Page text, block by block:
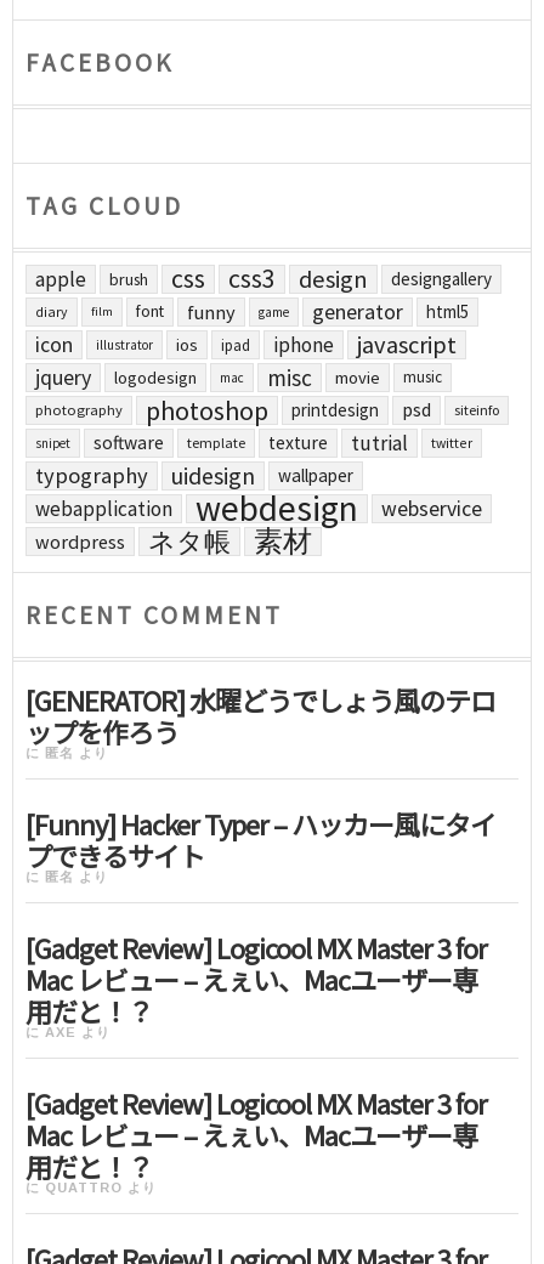
FACEBOOK
TAG CLOUD
apple brush css css3 design designgallery
diary film font funny game generator html5
icon illustrator ios ipad iphone javascript
jquery logodesign mac misc movie music
photography photoshop printdesign psd siteinfo
snipet software template texture tutrial twitter
typography uidesign wallpaper
webapplication webdesign webservice
wordpress ネタ帳 素材
RECENT COMMENT
[GENERATOR] 水曜どうでしょう風のテロ
ップを作ろう
に 匿名 より
[Funny] Hacker Typer – ハッカー風にタイ
プできるサイト
に 匿名 より
[Gadget Review] Logicool MX Master 3 for
Mac レビュー – えぇい、Macユーザー専
用だと！？
に AXE より
[Gadget Review] Logicool MX Master 3 for
Mac レビュー – えぇい、Macユーザー専
用だと！？
に QUATTRO より